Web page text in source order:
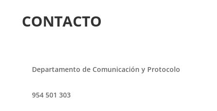
CONTACTO
Departamento de Comunicación y Protocolo
954 501 303